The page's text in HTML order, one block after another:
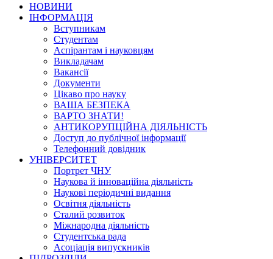
НОВИНИ
ІНФОРМАЦІЯ
Вступникам
Студентам
Аспірантам і науковцям
Викладачам
Вакансії
Документи
Цікаво про науку
ВАША БЕЗПЕКА
ВАРТО ЗНАТИ!
АНТИКОРУПЦІЙНА ДІЯЛЬНІСТЬ
Доступ до публічної інформації
Телефонний довідник
УНІВЕРСИТЕТ
Портрет ЧНУ
Наукова й інноваційна діяльність
Наукові періодичні видання
Освітня діяльність
Сталий розвиток
Міжнародна діяльність
Студентська рада
Асоціація випускників